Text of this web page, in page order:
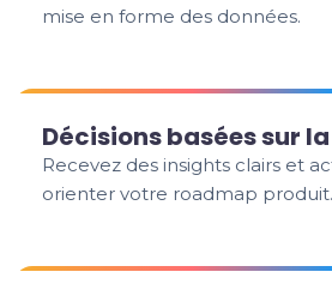
mise en forme des données.
Décisions basées sur
Recevez des insights clairs et
orienter votre roadmap produit.